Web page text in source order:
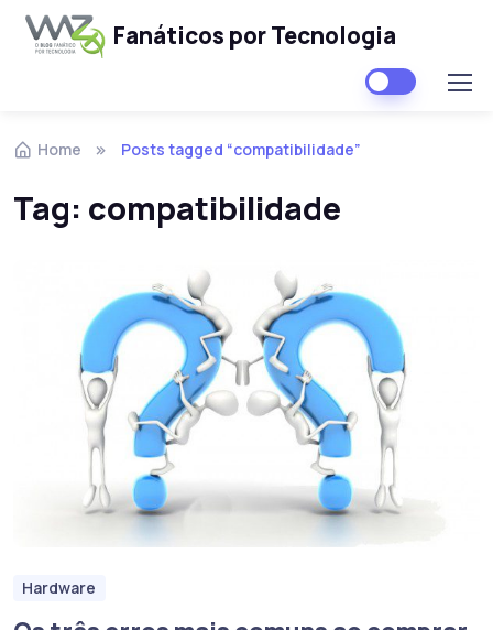
Fanáticos por Tecnologia
Home Posts tagged “compatibilidade”
Tag: compatibilidade
Hardware